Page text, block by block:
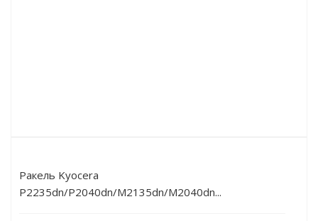
Ракель Kyocera
P2235dn/P2040dn/M2135dn/M2040dn...